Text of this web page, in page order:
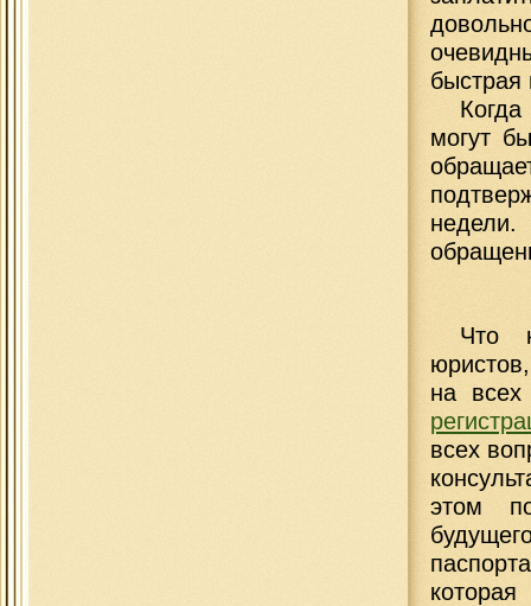
быстрая
могут
недели.
Что
на всех
всех
этом